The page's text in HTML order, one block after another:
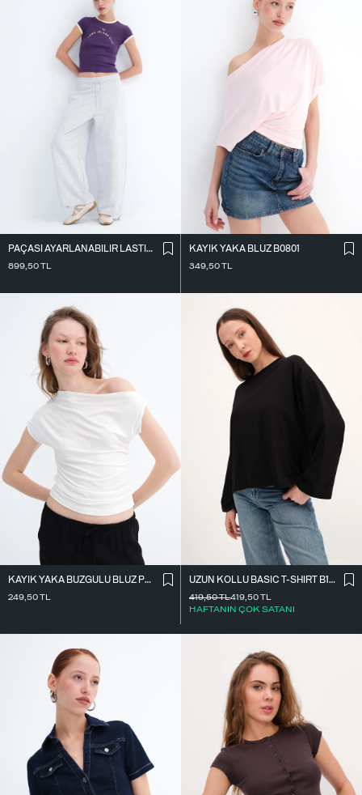
PAÇASI AYARLANABILIR LASTIKLI EŞOFMAN EŞF10690
899,50TL
KAYIK YAKA BLUZ B0801
349,50TL
KAYIK YAKA BÜZGÜLÜ BLUZ P0750
249,50TL
UZUN KOLLU BASIC T-SHIRT B10571
419,50TL
HAFTANIN ÇOK SATANI
419,50TL